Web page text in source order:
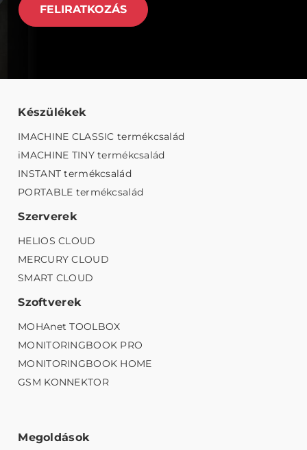
FELIRATKOZÁS
Készülékek
IMACHINE CLASSIC termékcsalád
iMACHINE TINY termékcsalád
INSTANT termékcsalád
PORTABLE termékcsalád
Szerverek
HELIOS CLOUD
MERCURY CLOUD
SMART CLOUD
Szoftverek
MOHAnet TOOLBOX
MONITORINGBOOK PRO
MONITORINGBOOK HOME
GSM KONNEKTOR
Megoldások